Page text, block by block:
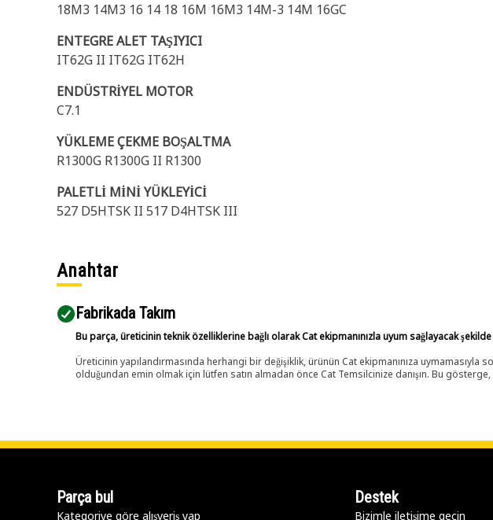
18M3 14M3 16 14 18 16M 16M3 14M-3 14M 16GC
ENTEGRE ALET TAŞIYICI
IT62G II IT62G IT62H
ENDÜSTRİYEL MOTOR
C7.1
YÜKLEME ÇEKME BOŞALTMA
R1300G R1300G II R1300
PALETLİ MİNİ YÜKLEYİCİ
527 D5HTSK II 517 D4HTSK III
Anahtar
Fabrikada Takım
Bu parça, üreticinin teknik özelliklerine bağlı olarak Cat ekipmanınızla uyum sağlayacak şekilde
Üreticinin yapılandırmasında herhangi bir değişiklik, ürünün Cat ekipmanınıza uymamasıyla
olduğundan emin olmak için lütfen satın almadan önce Cat Temsilcinize danışın. Bu
Parça bul
Kategoriye göre alışveriş yap
Destek
Bizimle iletişime geçin